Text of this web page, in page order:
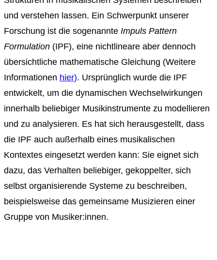
und verstehen lassen. Ein Schwerpunkt unserer
Forschung ist die sogenannte Impuls Pattern
Formulation (IPF), eine nichtlineare aber dennoch
übersichtliche mathematische Gleichung (Weitere
Informationen hier). Ursprünglich wurde die IPF
entwickelt, um die dynamischen Wechselwirkungen
innerhalb beliebiger Musikinstrumente zu modellieren
und zu analysieren. Es hat sich herausgestellt, dass
die IPF auch außerhalb eines musikalischen
Kontextes eingesetzt werden kann: Sie eignet sich
dazu, das Verhalten beliebiger, gekoppelter, sich
selbst organisierende Systeme zu beschreiben,
beispielsweise das gemeinsame Musizieren einer
Gruppe von Musiker:innen.